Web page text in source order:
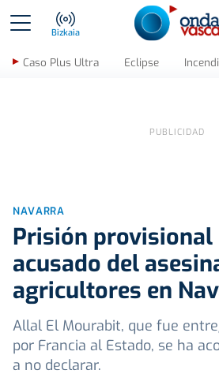
Bizkaia
Caso Plus Ultra Eclipse
NAVARRA
Prisión provisional
acusado del
agricultores en
Allal El Mourabit, que fue
por Francia al Estado, se ha
a no declarar.